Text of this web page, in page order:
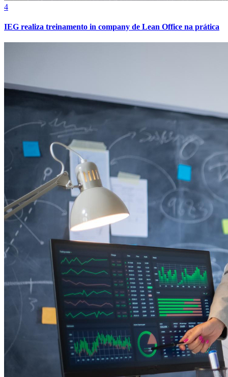
Internacional
4
IEG realiza treinamento in company de Lean Office na prática